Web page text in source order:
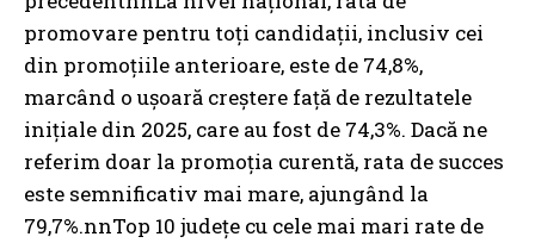
promovare pentru toți candidații, inclusiv cei
din promoțiile anterioare, este de 74,8%,
marcând o ușoară creștere față de rezultatele
inițiale din 2025, care au fost de 74,3%. Dacă ne
referim doar la promoția curentă, rata de succes
este semnificativ mai mare, ajungând la
79,7%.nnTop 10 județe cu cele mai mari rate de